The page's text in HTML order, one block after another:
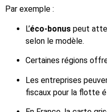
Par exemple :
L’éco-bonus peut
selon le modèle.
Certaines régions
Les entreprises
fiscaux pour la flotte